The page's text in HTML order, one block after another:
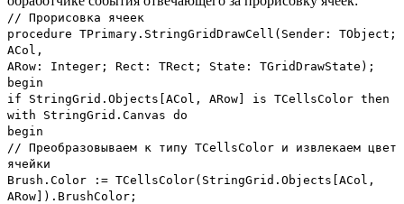
// Прорисовка ячеек
procedure TPrimary.StringGridDrawCell(Sender: TObject;
ACol,
ARow: Integer; Rect: TRect; State: TGridDrawState);
begin
if StringGrid.Objects[ACol, ARow] is TCellsColor then
with StringGrid.Canvas do
begin
// Преобразовываем к типу TCellsColor и извлекаем цвет
ячейки
Brush.Color := TCellsColor(StringGrid.Objects[ACol,
ARow]).BrushColor;